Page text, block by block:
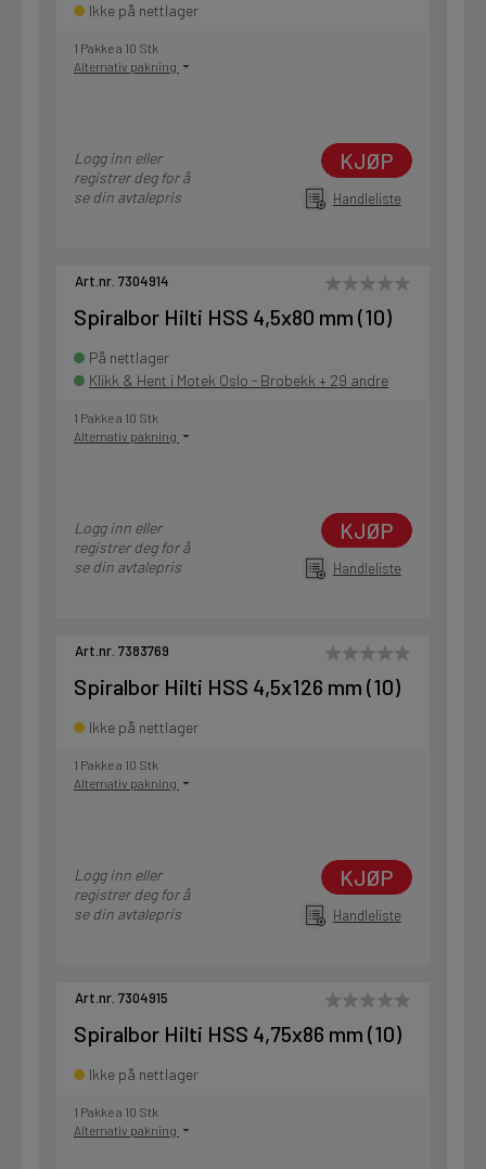
Ikke på nettlager
1 Pakke a 10 Stk
Alternativ pakning
Logg inn eller
registrer deg for å
se din avtalepris
KJØP
Handleliste
Art.nr. 7304914
Spiralbor Hilti HSS 4,5x80 mm (10)
På nettlager
Klikk & Hent i Motek Oslo - Brobekk + 29 andre
1 Pakke a 10 Stk
Alternativ pakning
Logg inn eller
registrer deg for å
se din avtalepris
KJØP
Handleliste
Art.nr. 7383769
Spiralbor Hilti HSS 4,5x126 mm (10)
Ikke på nettlager
1 Pakke a 10 Stk
Alternativ pakning
Logg inn eller
registrer deg for å
se din avtalepris
KJØP
Handleliste
Art.nr. 7304915
Spiralbor Hilti HSS 4,75x86 mm (10)
Ikke på nettlager
1 Pakke a 10 Stk
Alternativ pakning